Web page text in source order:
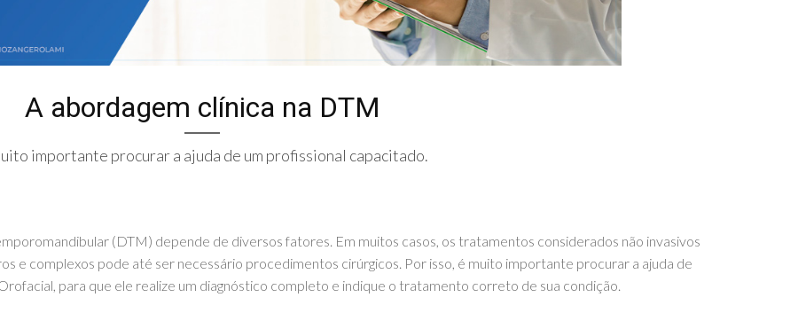
A abordagem clínica na DTM
importante procurar a ajuda de um profissional capacitado.
(DTM) depende de diversos fatores. Em muitos casos, os tratamentos considerados não invasivos
e complexos pode até ser necessário procedimentos cirúrgicos. Por isso, é muito importante procurar a ajuda de
para que ele realize um diagnóstico completo e indique o tratamento correto de sua condição.